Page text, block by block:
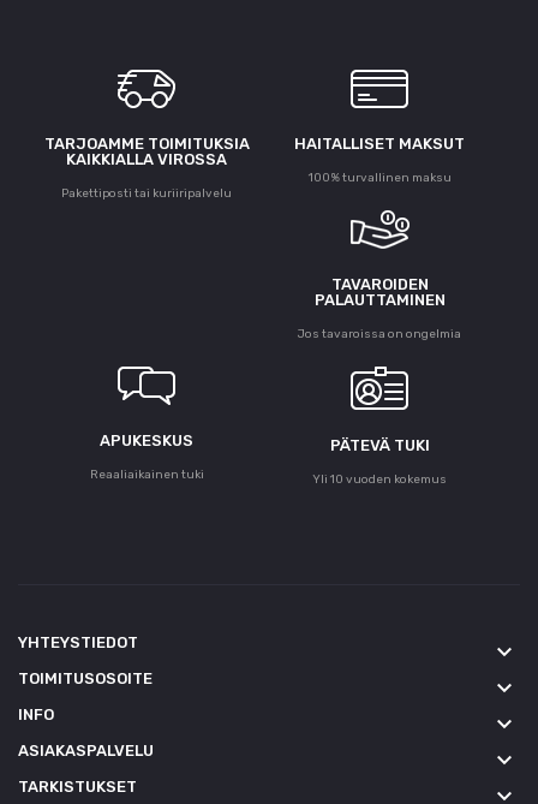
TARJOAMME TOIMITUKSIA
KAIKKIALLA VIROSSA
Pakettiposti tai kuriiripalvelu
HAITALLISET MAKSUT
100% turvallinen maksu
TAVAROIDEN
PALAUTTAMINEN
Jos tavaroissa on ongelmia
APUKESKUS
Reaaliaikainen tuki
PÄTEVÄ TUKI
Yli 10 vuoden kokemus
YHTEYSTIEDOT keyboard_arrow_down
TOIMITUSOSOITE keyboard_arrow_down
INFO keyboard_arrow_down
ASIAKASPALVELU keyboard_arrow_down
TARKISTUKSET keyboard_arrow_down